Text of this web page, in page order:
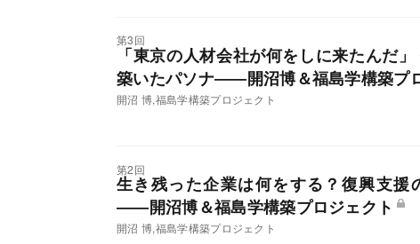
第3回
「東京の人材会社が何をしに来たんだ
築いたパソナ――開沼博＆福島学構築プ
開沼 博,福島学構築プロジェクト
第2回
生き残った企業は何をする？復興支援
――開沼博＆福島学構築プロジェクト
開沼 博,福島学構築プロジェクト